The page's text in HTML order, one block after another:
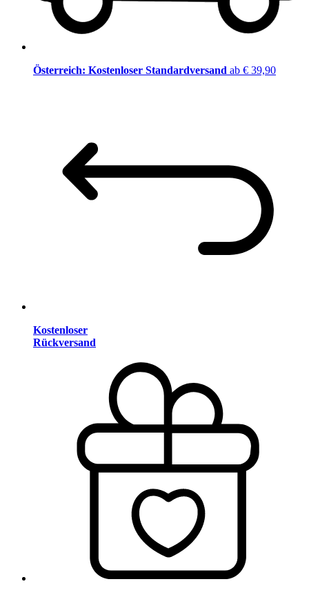
Österreich: Kostenloser Standardversand ab € 39,90
Kostenloser
Rückversand